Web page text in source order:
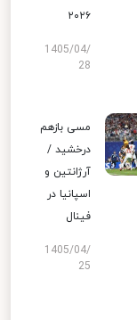
۲۰۲۶
1405/04/
28
مسی بازهم
درخشید /
آرژانتین و
اسپانیا در
فینال
1405/04/
25